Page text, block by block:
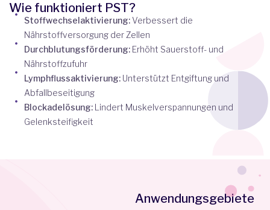
Wie funktioniert PST?
Stoffwechselaktivierung:Verbessert die
Nährstoffversorgung der Zellen
Durchblutungsförderung: Erhöht Sauerstoff- und
Nährstoffzufuhr
Lymphflussaktivierung: Unterstützt Entgiftung und
Abfallbeseitigung
Blockadelösung: Lindert Muskelverspannungen und
Gelenksteifigkeit
Anwendungsgebiete